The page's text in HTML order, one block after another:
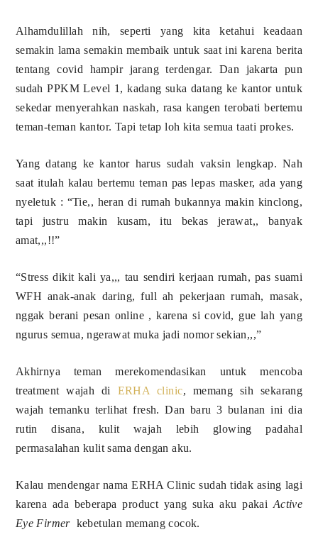
Alhamdulillah nih, seperti yang kita ketahui keadaan
semakin lama semakin membaik untuk saat ini karena berita
tentang covid hampir jarang terdengar. Dan jakarta pun
sudah PPKM Level 1, kadang suka datang ke kantor untuk
sekedar menyerahkan naskah, rasa kangen terobati bertemu
teman-teman kantor. Tapi tetap loh kita semua taati prokes.
Yang datang ke kantor harus sudah vaksin lengkap. Nah
saat itulah kalau bertemu teman pas lepas masker, ada yang
nyeletuk : “Tie,, heran di rumah bukannya makin kinclong,
tapi justru makin kusam, itu bekas jerawat,, banyak
amat,,,!!”
“Stress dikit kali ya,,, tau sendiri kerjaan rumah, pas suami
WFH anak-anak daring, full ah pekerjaan rumah, masak,
nggak berani pesan online , karena si covid, gue lah yang
ngurus semua, ngerawat muka jadi nomor sekian,,,”
Akhirnya teman merekomendasikan untuk mencoba
treatment wajah di ERHA clinic, memang sih sekarang
wajah temanku terlihat fresh. Dan baru 3 bulanan ini dia
rutin disana, kulit wajah lebih glowing padahal
permasalahan kulit sama dengan aku.
Kalau mendengar nama ERHA Clinic sudah tidak asing lagi
karena ada beberapa product yang suka aku pakaiActive
Eye Firmerkebetulan memang cocok.